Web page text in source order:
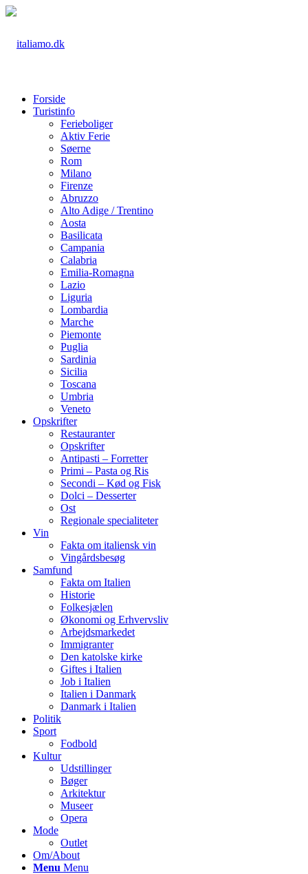
Forside
Turistinfo
Ferieboliger
Aktiv Ferie
Søerne
Rom
Milano
Firenze
Abruzzo
Alto Adige / Trentino
Aosta
Basilicata
Campania
Calabria
Emilia-Romagna
Lazio
Liguria
Lombardia
Marche
Piemonte
Puglia
Sardinia
Sicilia
Toscana
Umbria
Veneto
Opskrifter
Restauranter
Opskrifter
Antipasti – Forretter
Primi – Pasta og Ris
Secondi – Kød og Fisk
Dolci – Desserter
Ost
Regionale specialiteter
Vin
Fakta om italiensk vin
Vingårdsbesøg
Samfund
Fakta om Italien
Historie
Folkesjælen
Økonomi og Erhvervsliv
Arbejdsmarkedet
Immigranter
Den katolske kirke
Giftes i Italien
Job i Italien
Italien i Danmark
Danmark i Italien
Politik
Sport
Fodbold
Kultur
Udstillinger
Bøger
Arkitektur
Museer
Opera
Mode
Outlet
Om/About
Menu Menu